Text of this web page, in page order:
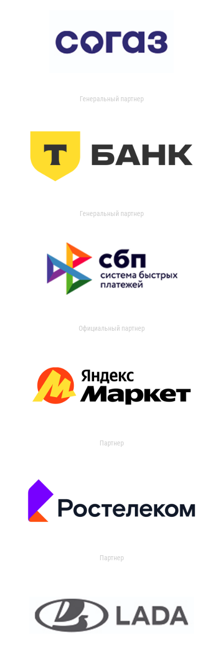
Генеральный партнер
Генеральный партнер
Официальный партнер
Партнер
Партнер